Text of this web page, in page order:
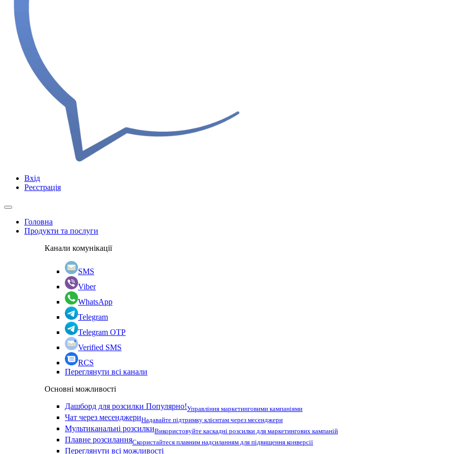
Вхід
Реєстрація
Головна
Продукти та послуги
Канали комунікації
SMS
Viber
WhatsApp
Telegram
Telegram OTP
Verified SMS
RCS
Переглянути всі канали
Основні можливості
Дашборд для розсилки Популярно!Управління маркетинговими кампаніями
Чат через месенджериНадавайте підтримку клієнтам через месенджери
Мультиканальні розсилкиВикористовуйте каскадні розсилки для маркетингових кампаній
Плавне розсиланняСкористайтеся плавним надсиланням для підвищення конверсії
Переглянути всі можливості